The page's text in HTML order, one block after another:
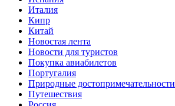
Италия
Кипр
Китай
Новостая лента
Новости для туристов
Покупка авиабилетов
Португалия
Природные достопримечательности
Путешествия